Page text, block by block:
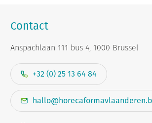
Contact
Anspachlaan 111 bus 4, 1000 Brussel
+32 (0) 25 13 64 84